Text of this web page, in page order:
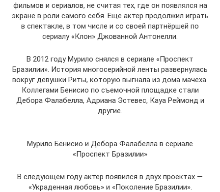
фильмов и сериалов, не считая тех, где он появлялся на
экране в роли самого себя. Еще актер продолжил играть
в спектакле, в том числе и со своей партнёршей по
сериалу «Клон» Джованной Антонелли.
В 2012 году Мурило снялся в сериале «Проспект
Бразилии». История многосерийной ленты развернулась
вокруг девушки Риты, которую выгнала из дома мачеха.
Коллегами Бенисио по съемочной площадке стали
Дебора Фалабелла, Адриана Эстевес, Кауа Реймонд и
другие.
Мурило Бенисио и Дебора Фалабелла в сериале
«Проспект Бразилии»
В следующем году актер появился в двух проектах —
«Украденная любовь» и «Поколение Бразилии».